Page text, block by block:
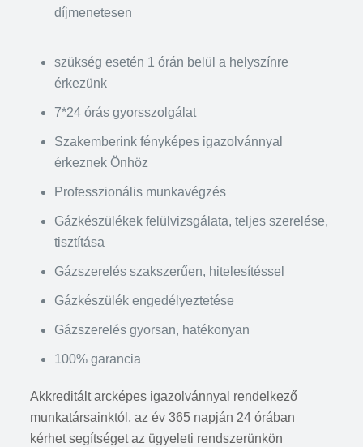
díjmenetesen
szükség esetén 1 órán belül a helyszínre
érkezünk
7*24 órás gyorsszolgálat
Szakemberink fényképes igazolvánnyal
érkeznek Önhöz
Professzionális munkavégzés
Gázkészülékek felülvizsgálata, teljes szerelése,
tisztítása
Gázszerelés szakszerűen, hitelesítéssel
Gázkészülék engedélyeztetése
Gázszerelés gyorsan, hatékonyan
100% garancia
Akkreditált arcképes igazolvánnyal rendelkező
munkatársainktól, az év 365 napján 24 órában
kérhet segítséget az ügyeleti rendszerünkön